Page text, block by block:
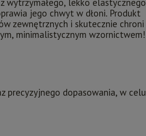
wytrzymałego, lekko elastycznego
jego chwyt w dłoni. Produkt
zewnętrznych i skutecznie chroni
minimalistycznym wzornictwem!
precyzyjnego dopasowania, w celu